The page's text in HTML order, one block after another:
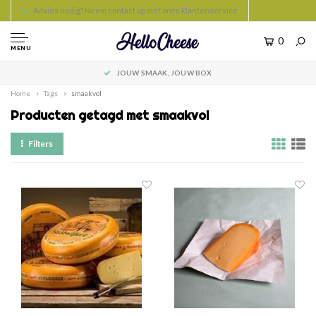
Advies nodig? Neem contact op met onze klantenservice
MENU
0
JOUW SMAAK, JOUW BOX
Home Tags smaakvol
Producten getagd met smaakvol
Filters